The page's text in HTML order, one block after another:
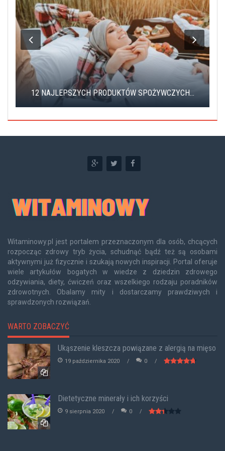
12 NAJLEPSZYCH PRODUKTÓW SPOŻYWCZYCH...
Witaminowy.pl jest portalem przeznaczonym dla osób, chcących
rozpocząc zdrowy tryb życia, schudnąć bądź też są osobami
aktywnymi już fizycznie i szukają nowych inspiracji. Portal oferuje
wiele artykułów bogatych w wiedze z dziedzin zdrowego
odzywiania, diety, ćwiczeń oraz wszelkiego rodzaju poradników
zdrowotnych. Obalamy mity i dostarczamy prawdziwych i
sprawdzonych rozwiązań.
WARTO ZOBACZYĆ
Ukąszenie kleszcza powiązane z alergią na mięso
19 października 2020 0
Dietetyczne minerały i ich korzyści
9 sierpnia 2020 0